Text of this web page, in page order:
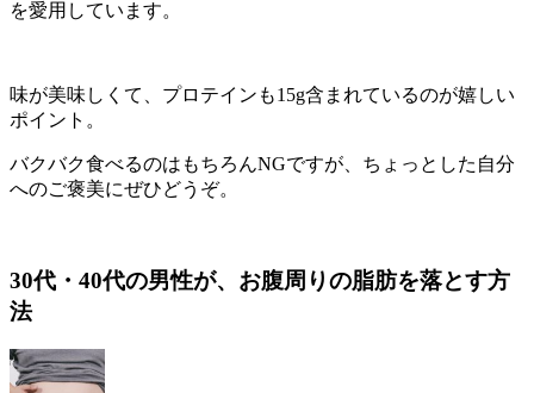
を愛用しています。
味が美味しくて、プロテインも15g含まれているのが嬉しい
ポイント。
バクバク食べるのはもちろんNGですが、ちょっとした自分
へのご褒美にぜひどうぞ。
30代・40代の男性が、お腹周りの脂肪を落とす方
法